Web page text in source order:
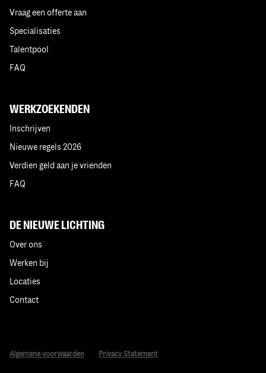
DE NIEUWE LICHTING
Over ons
Werken bij
Locaties
Contact
WERKZOEKENDEN
Inschrijven
Nieuwe regels 2026
Verdien geld aan je vrienden
FAQ
Vraag een offerte aan
Specialisaties
Talentpool
FAQ
Algemene voorwaarden Privacy Statement